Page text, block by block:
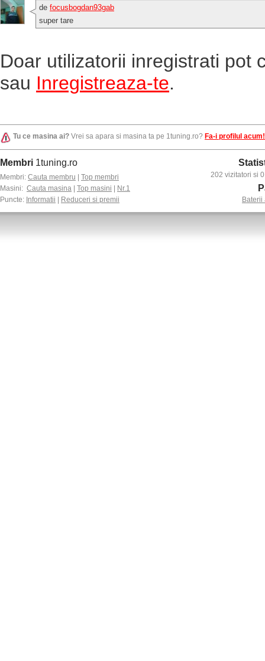
de focusbogdan93gab
super tare
Doar utilizatorii inregistrati pot
sau Inregistreaza-te.
Tu ce masina ai? Vrei sa apara si masina ta pe 1tuning.ro? Fa-i profilul acum!
Membri 1tuning.ro
Membri: Cauta membru
Top membri
Masini: Cauta masina Top masini
Nr.1
Puncte: Informatii Reduceri si premii
202 vizitatori si